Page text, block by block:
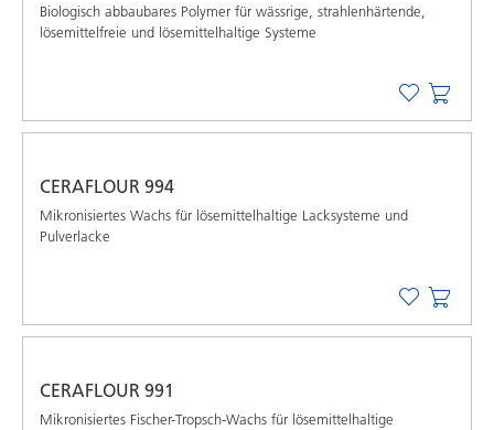
Biologisch abbaubares Polymer für wässrige, strahlenhärtende,
lösemittelfreie und lösemittelhaltige Systeme
CERAFLOUR 994
Mikronisiertes Wachs für lösemittelhaltige Lacksysteme und
Pulverlacke
CERAFLOUR 991
Mikronisiertes Fischer-Tropsch-Wachs für lösemittelhaltige